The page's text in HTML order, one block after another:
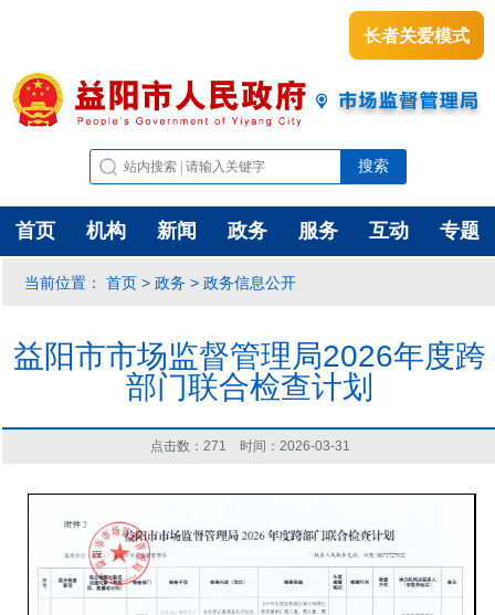
长者关爱模式
首页 机构 新闻 政务 服务 互动 专题
当前位置： 首页 > 政务 > 政务信息公开
益阳市市场监督管理局2026年度跨
部门联合检查计划
点击数： 271 时间：2026-03-31